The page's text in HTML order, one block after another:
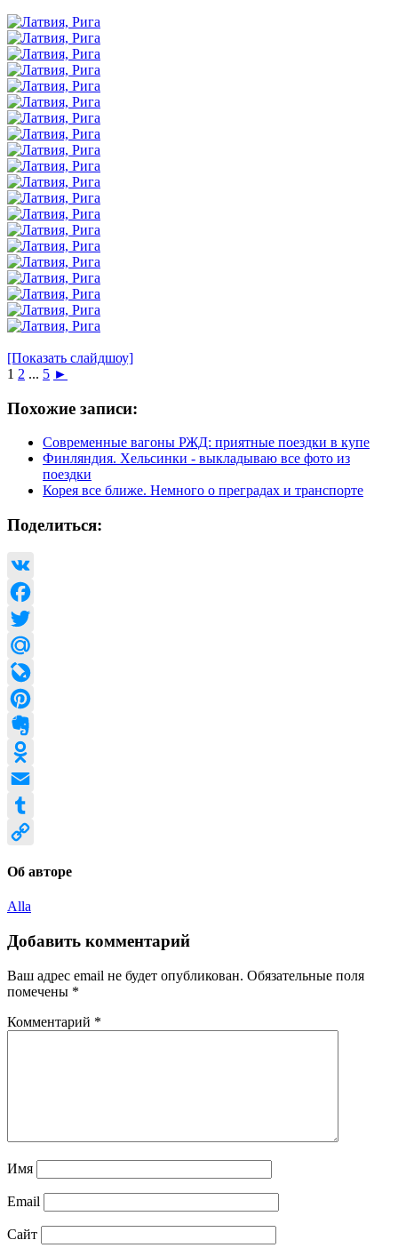
[Показать слайдшоу]
1 2 ... 5 ►
Похожие записи:
Современные вагоны РЖД: приятные поездки в купе
Финляндия. Хельсинки - выкладываю все фото из
поездки
Корея все ближе. Немного о преградах и транспорте
Поделиться:
VK
Facebook
Twitter
Mail.Ru
LiveJournal
Pinterest
Evernote
Odnoklassniki
Email
Tumblr
Об авторе
Alla
Добавить комментарий
Ваш адрес email не будет опубликован. Обязательные поля
помечены *
Комментарий *
Имя
Email
Сайт